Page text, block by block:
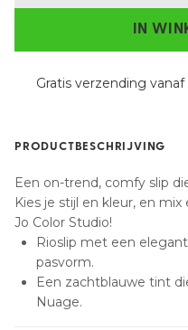
IN
Gratis verzending
PRODUCTBESCHRIJVING
Een on-trend, comfy slip
Kies je stijl en kleur, en
Jo Color Studio!
Rioslip met een
pasvorm.
Een zachtblauwe tint
Nuage.